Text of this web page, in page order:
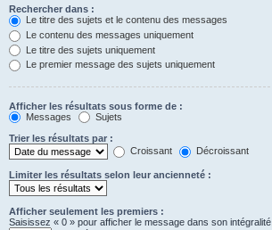
Rechercher dans :
Le titre des sujets et le contenu des messages
Le contenu des messages uniquement
Le titre des sujets uniquement
Le premier message des sujets uniquement
Afficher les résultats sous forme de :
Messages
Sujets
Trier les résultats par :
Croissant
Décroissant
Limiter les résultats selon leur ancienneté :
Afficher seulement les premiers :
Saisissez « 0 » pour afficher le message dans son intégralité.